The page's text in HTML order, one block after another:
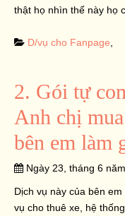
thật họ nhìn thế này họ
D/vụ cho Fanpage,
2. Gói tự
Anh chị
bên em làm
Ngày 23, tháng 6
Dịch vụ này của bên
vụ cho thuê xe, hệ